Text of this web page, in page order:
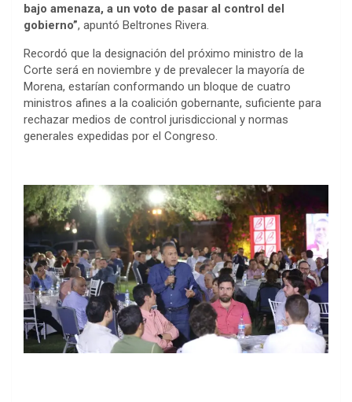
bajo amenaza, a un voto de pasar al control del
gobierno”, apuntó Beltrones Rivera.
Recordó que la designación del próximo ministro de la
Corte será en noviembre y de prevalecer la mayoría de
Morena, estarían conformando un bloque de cuatro
ministros afines a la coalición gobernante, suficiente para
rechazar medios de control jurisdiccional y normas
generales expedidas por el Congreso.